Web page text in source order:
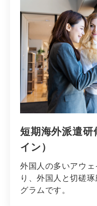
短期海外派遣
イン）
外国人の多いアウ
り、外国人と切磋
グラムです。